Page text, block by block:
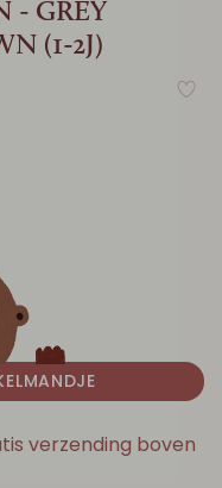
- GREY
(1-2J)
verzending boven